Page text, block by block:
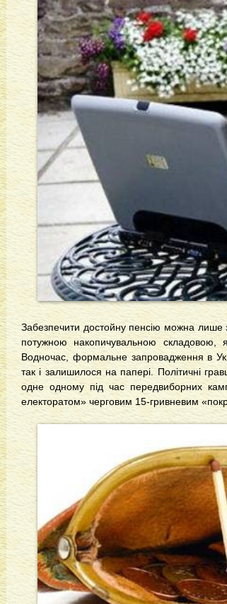
Забезпечити достойну пенсію можна лише
потужною накопичувальною
Водночас, формальне запровадження в
так і залишилося на папері. Політичні
одне одному під час передвиборних
електоратом» черговим 15-гривневим